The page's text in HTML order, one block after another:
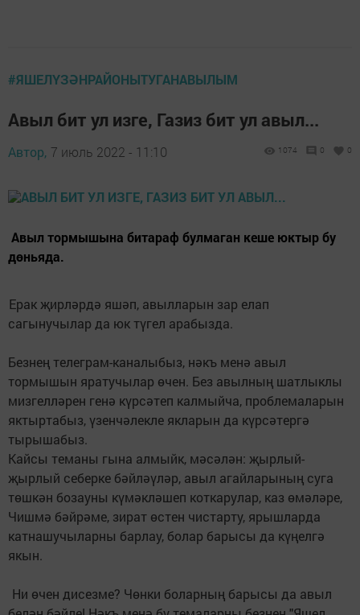
#ЯШЕЛҮЗӘНРАЙОНЫТУГАНАВЫЛЫМ
Авыл бит ул изге, Газиз бит ул авыл...
Автор, 7 июль 2022 - 11:10 1074 0 0
Авыл тормышына битараф булмаган кеше юктыр бу
дөньяда.
Ерак җирләрдә яшәп, авылларын зар елап
сагынучылар да юк түгел арабызда.
Безнең телеграм-каналыбыз, нәкъ менә авыл
тормышын яратучылар өчен. Без авылның шатлыклы
мизгелләрен генә күрсәтеп калмыйча, проблемаларын
яктыртабыз, үзенчәлекле якларын да күрсәтергә
тырышабыз.
Кайсы теманы гына алмыйк, мәсәлән: җырлый-
җырлый себерке бәйләүләр, авыл агайларының суга
төшкән бозауны күмәкләшеп коткарулар, каз өмәләре,
Чишмә бәйрәме, зират өстен чистарту, ярышларда
катнашучыларны барлау, болар барысы да күңелгә
якын.
Ни өчен дисезме? Чөнки боларның барысы да авыл